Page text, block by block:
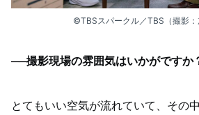
©TBSスパークル／TBS（撮影：
──撮影現場の雰囲気はいかがですか
とてもいい空気が流れていて、その